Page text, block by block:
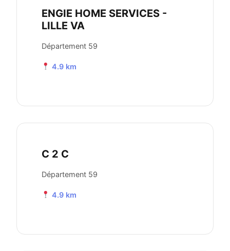
ENGIE HOME SERVICES -
LILLE VA
Département 59
4.9 km
C 2 C
Département 59
4.9 km